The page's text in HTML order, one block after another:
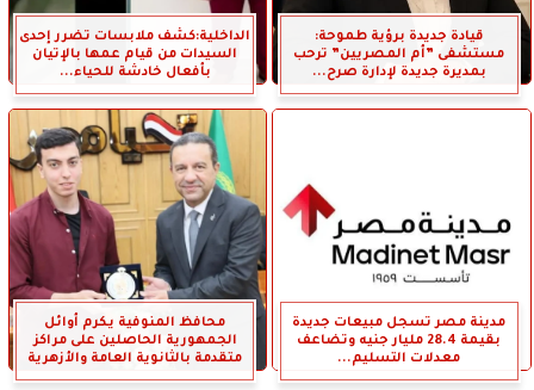
قيادة جديدة برؤية طموحة:
مستشفى ”أم المصريين” ترحب
بمديرة جديدة لإدارة صرح...
الداخلية:كشف ملابسات تضرر إحدى
السيدات من قيام عمها بالإتيان
بأفعال خادشة للحياء...
مدينة مصر تسجل مبيعات جديدة
بقيمة 28.4 مليار جنيه وتضاعف
معدلات التسليم...
محافظ المنوفية يكرم أوائل
الجمهورية الحاصلين على مراكز
متقدمة بالثانوية العامة والأزهرية